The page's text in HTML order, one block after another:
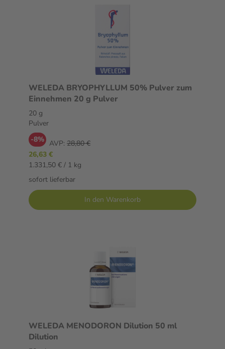
WELEDA BRYOPHYLLUM 50% Pulver zum
Einnehmen 20 g Pulver
20 g
Pulver
-8% AVP: 28,80 €
26,63 €
1.331,50 € / 1 kg
sofort lieferbar
In den Warenkorb
WELEDA MENODORON Dilution 50 ml
Dilution